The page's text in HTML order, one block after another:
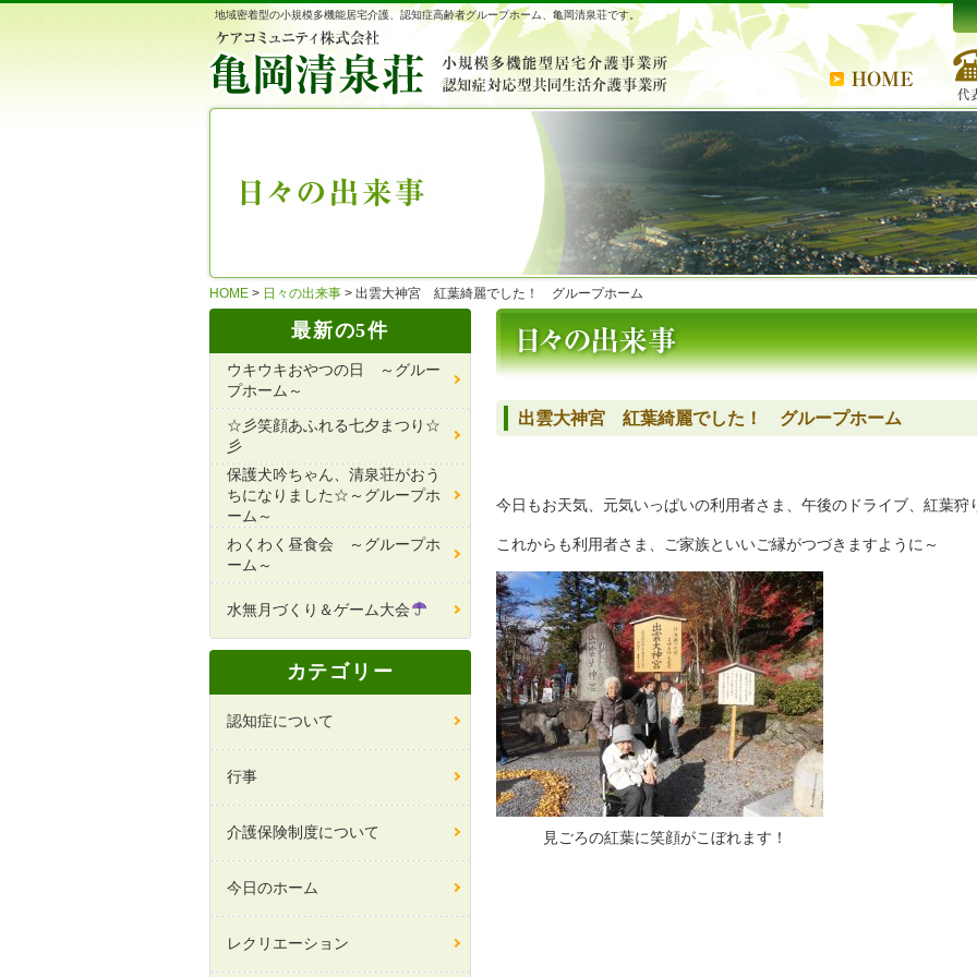
地域密着型の小規模多機能居宅介護、認知症高齢者グループホーム、亀岡清泉荘です。
HOME > 日々の出来事 > 出雲大神宮 紅葉綺麗でした！ グループホーム
出雲大神宮 紅葉綺麗でした！ グループホーム
今日もお天気、元気いっぱいの利用者さま、午後のドライブ、紅葉狩
これからも利用者さま、ご家族といいご縁がつづきますように～
見ごろの紅葉に笑顔がこぼれます！
最新の5件
ウキウキおやつの日 ～グルー
プホーム～
☆彡笑顔あふれる七夕まつり☆
彡
保護犬吟ちゃん、清泉荘がおう
ちになりました☆～グループホ
ーム～
わくわく昼食会 ～グループホ
ーム～
水無月づくり＆ゲーム大会
カテゴリー
認知症について
行事
介護保険制度について
今日のホーム
レクリエーション